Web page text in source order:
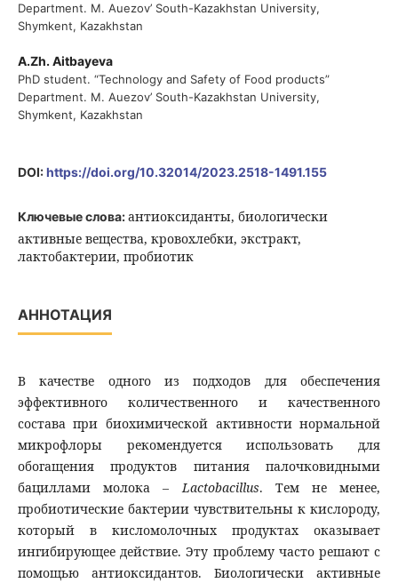
Department. M. Auezov’ South-Kazakhstan University,
Shymkent, Kazakhstan
A.Zh. Aitbayeva
PhD student. “Technology and Safety of Food products”
Department. M. Auezov’ South-Kazakhstan University,
Shymkent, Kazakhstan
DOI:https://doi.org/10.32014/2023.2518-1491.155
Ключевые слова:антиоксиданты, биологически
активные вещества, кровохлебки, экстракт,
лактобактерии, пробиотик
АННОТАЦИЯ
В качестве одного из подходов для обеспечения
эффективного количественного и качественного
состава при биохимической активности нормальной
микрофлоры рекомендуется использовать для
обогащения продуктов питания палочковидными
бациллами молока –Lactobacillus. Тем не менее,
пробиотические бактерии чувствительны к кислороду,
который в кисломолочных продуктах оказывает
ингибирующее действие. Эту проблему часто решают с
помощью антиоксидантов. Биологически активные